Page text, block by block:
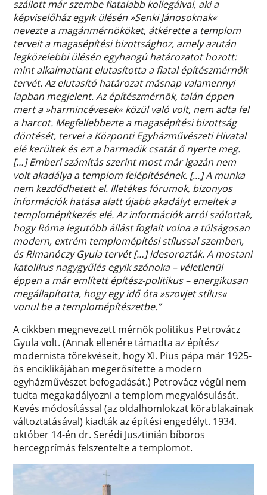
szállott már szembe fiatalabb kollegáival, aki a
képviselőház egyik ülésén »Senki Jánosoknak«
nevezte a magánmérnököket, átkérette a templom
terveit a magasépítési bizottsághoz, amely azután
legközelebbi ülésén egyhangú határozatot hozott:
mint alkalmatlant elutasította a fiatal építészmérnök
tervét. Az elutasító határozat másnap valamennyi
lapban megjelent. Az építészmérnök, talán éppen
mert a »harmincévesek« közül való volt, nem adta fel
a harcot. Megfellebbezte a magasépítési bizottság
döntését, tervei a Központi Egyházművészeti Hivatal
elé kerültek és ezt a harmadik csatát ő nyerte meg.
[…] Emberi számítás szerint most már igazán nem
volt akadálya a templom felépítésének. […] A munka
nem kezdődhetett el. Illetékes fórumok, bizonyos
információk hatása alatt újabb akadályt emeltek a
templomépítkezés elé. Az információk arról szólottak,
hogy Róma legutóbb állást foglalt volna a túlságosan
modern, extrém templomépítési stílussal szemben,
és Rimanóczy Gyula tervét […] idesorozták. A mostani
katolikus nagygyűlés egyik szónoka – véletlenül
éppen a már említett építész-politikus – energikusan
megállapította, hogy egy idő óta »szovjet stílus«
vonul be a templomépítészetbe.”
A cikkben megnevezett mérnök politikus Petrovácz
Gyula volt. (Annak ellenére támadta az építész
modernista törekvéseit, hogy XI. Pius pápa már 1925-
ös enciklikájában megerősítette a modern
egyházművészet befogadását.) Petrovácz végül nem
tudta megakadályozni a templom megvalósulását.
Kevés módosítással (az oldalhomlokzat körablakainak
változtatásával) kiadták az építési engedélyt. 1934.
október 14-én dr. Serédi Jusztinián bíboros
hercegprímás felszentelte a templomot.